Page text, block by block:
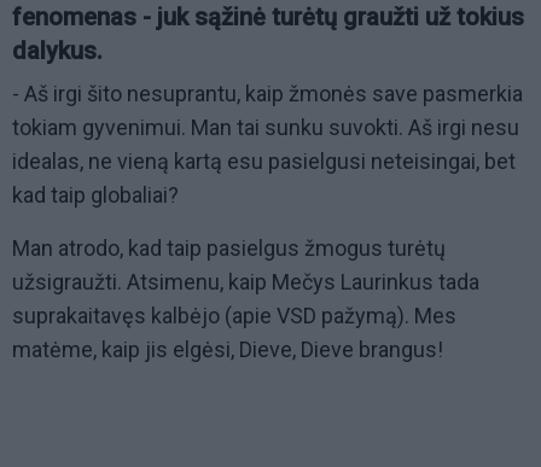
fenomenas - juk sąžinė turėtų graužti už tokius
dalykus.
- Aš irgi šito nesuprantu, kaip žmonės save pasmerkia
tokiam gyvenimui. Man tai sunku suvokti. Aš irgi nesu
idealas, ne vieną kartą esu pasielgusi neteisingai, bet
kad taip globaliai?
Man atrodo, kad taip pasielgus žmogus turėtų
užsigraužti. Atsimenu, kaip Mečys Laurinkus tada
suprakaitavęs kalbėjo (apie VSD pažymą). Mes
matėme, kaip jis elgėsi, Dieve, Dieve brangus!